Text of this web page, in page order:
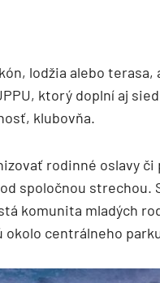
lodžia alebo terasa,
ktorý doplní aj
klubovňa.
rodinné oslavy
spoločnou strechou.
komunita mladých
okolo centrálneho